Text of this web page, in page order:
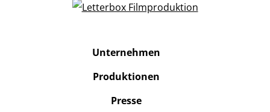
Unternehmen
Produktionen
Presse